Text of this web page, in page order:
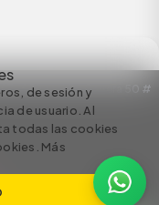
de sesión y
de usuario. Al
todas las cookies
Más
6 Dirección: Carrera 50 #